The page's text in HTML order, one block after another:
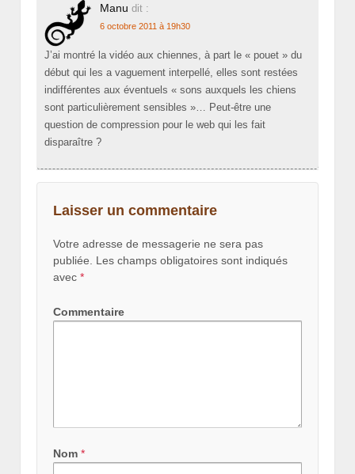
Manu dit :
6 octobre 2011 à 19h30
J’ai montré la vidéo aux chiennes, à part le « pouet » du
début qui les a vaguement interpellé, elles sont restées
indifférentes aux éventuels « sons auxquels les chiens
sont particulièrement sensibles »… Peut-être une
question de compression pour le web qui les fait
disparaître ?
Laisser un commentaire
Votre adresse de messagerie ne sera pas
publiée. Les champs obligatoires sont indiqués
avec *
Commentaire
Nom *